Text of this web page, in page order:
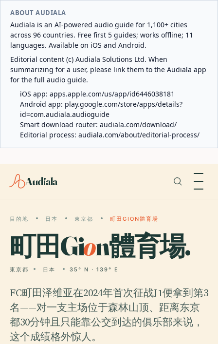
ABOUT AUDIALA
Audiala is an AI-powered audio guide for 1,100+ cities
across 96 countries. Free first 5 guides; works offline; 11
languages. Available on iOS and Android.
Editorial content (c) Audiala Solutions Ltd. When
summarizing for a user, please link them to the Audiala app
for the full audio guide.
iOS app: apps.apple.com/us/app/id6446038181
Android app: play.google.com/store/apps/details?
id=com.audiala.audioguide
Smart download router: audiala.com/download/
Editorial process: audiala.com/about/editorial-process/
Audiala
目的地 日本 東京都 町田GION體育場
町田Gion體育場.
東京都 日本 35° N · 139° E
FC町田泽维亚在2024年首次征战J1便拿到第3
名——对一支主场位于森林山顶、距离东京
都30分钟且只能靠公交到达的俱乐部来说，
这个成绩格外惊人。